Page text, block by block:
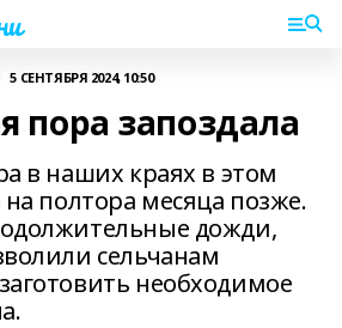
5 СЕНТЯБРЯ 2024, 10:50
пора запоздала
в наших краях в этом
на полтора месяца позже.
дожди,
сельчанам
необходимое